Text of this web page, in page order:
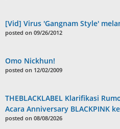
[Vid] Virus 'Gangnam Style'
posted on 09/26/2012
Omo Nickhun!
posted on 12/02/2009
THEBLACKLABEL Klarifikasi
Acara Anniversary BLACKPINK
posted on 08/08/2026